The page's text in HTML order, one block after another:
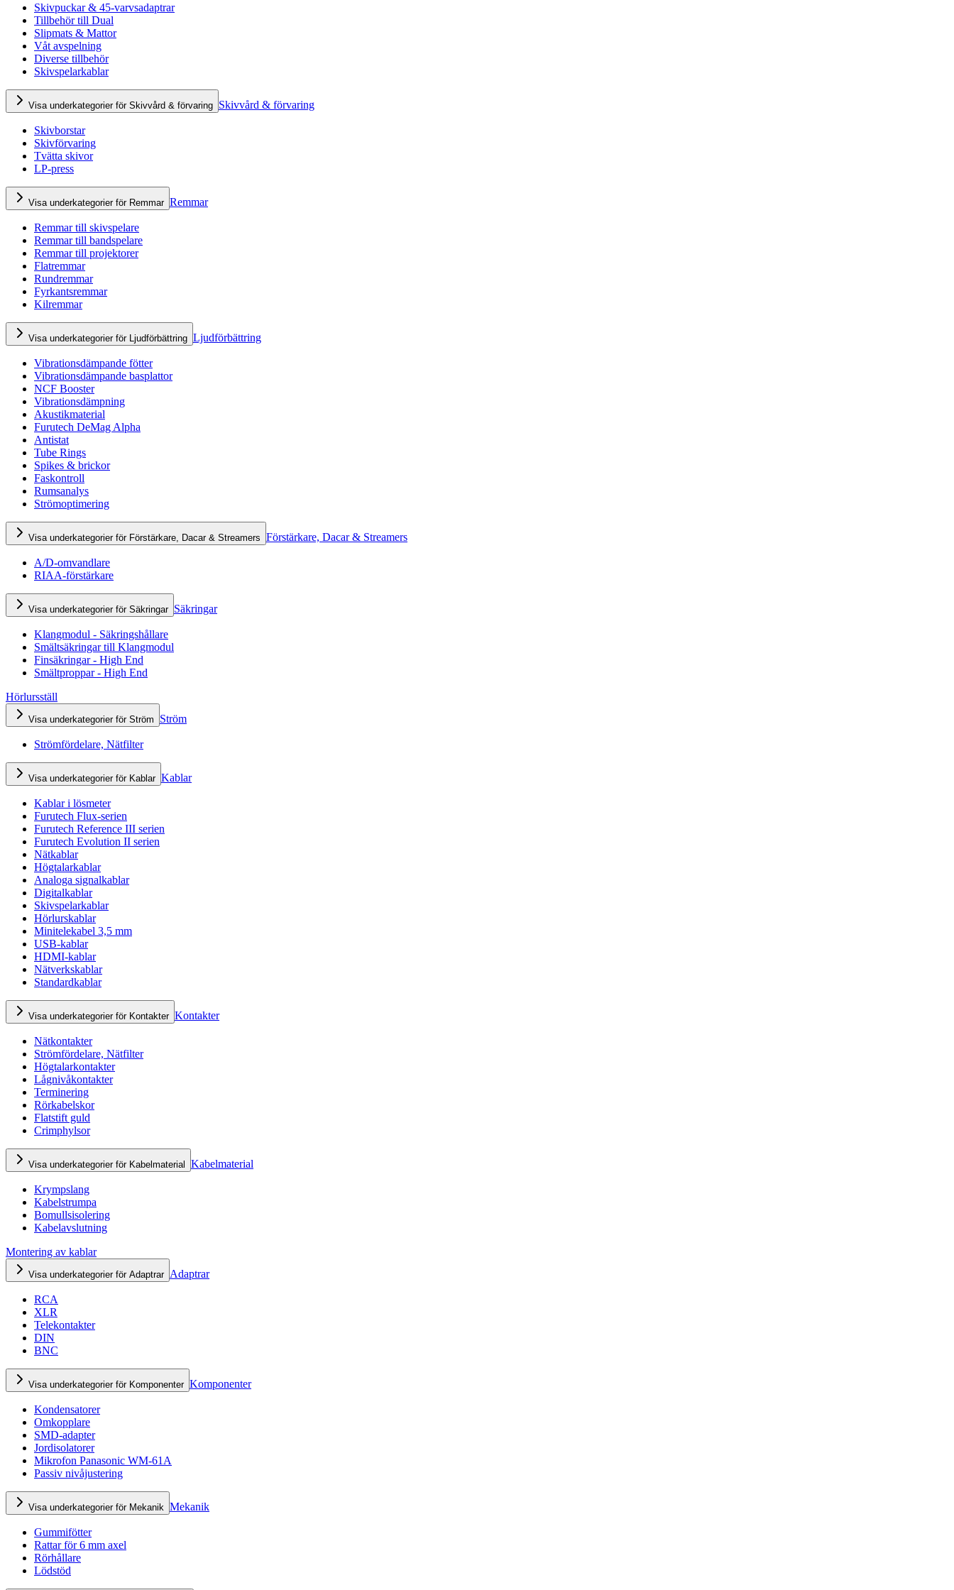
Skivpuckar & 45-varvsadaptrar
Tillbehör till Dual
Slipmats & Mattor
Våt avspelning
Diverse tillbehör
Skivspelarkablar
Visa underkategorier för Skivvård & förvaring Skivvård & förvaring
Skivborstar
Skivförvaring
Tvätta skivor
LP-press
Visa underkategorier för Remmar Remmar
Remmar till skivspelare
Remmar till bandspelare
Remmar till projektorer
Flatremmar
Rundremmar
Fyrkantsremmar
Kilremmar
Visa underkategorier för Ljudförbättring Ljudförbättring
Vibrationsdämpande fötter
Vibrationsdämpande basplattor
NCF Booster
Vibrationsdämpning
Akustikmaterial
Furutech DeMag Alpha
Antistat
Tube Rings
Spikes & brickor
Faskontroll
Rumsanalys
Strömoptimering
Visa underkategorier för Förstärkare, Dacar & Streamers Förstärkare, Dacar & Streamers
A/D-omvandlare
RIAA-förstärkare
Visa underkategorier för Säkringar Säkringar
Klangmodul - Säkringshållare
Smältsäkringar till Klangmodul
Finsäkringar - High End
Smältproppar - High End
Hörlursställ
Visa underkategorier för Ström Ström
Strömfördelare, Nätfilter
Visa underkategorier för Kablar Kablar
Kablar i lösmeter
Furutech Flux-serien
Furutech Reference III serien
Furutech Evolution II serien
Nätkablar
Högtalarkablar
Analoga signalkablar
Digitalkablar
Skivspelarkablar
Hörlurskablar
Minitelekabel 3,5 mm
USB-kablar
HDMI-kablar
Nätverkskablar
Standardkablar
Visa underkategorier för Kontakter Kontakter
Nätkontakter
Strömfördelare, Nätfilter
Högtalarkontakter
Lågnivåkontakter
Terminering
Rörkabelskor
Flatstift guld
Crimphylsor
Visa underkategorier för Kabelmaterial Kabelmaterial
Krympslang
Kabelstrumpa
Bomullsisolering
Kabelavslutning
Montering av kablar
Visa underkategorier för Adaptrar Adaptrar
RCA
XLR
Telekontakter
DIN
BNC
Visa underkategorier för Komponenter Komponenter
Kondensatorer
Omkopplare
SMD-adapter
Jordisolatorer
Mikrofon Panasonic WM-61A
Passiv nivåjustering
Visa underkategorier för Mekanik Mekanik
Gummifötter
Rattar för 6 mm axel
Rörhållare
Lödstöd